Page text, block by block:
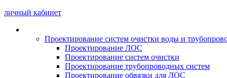
личный кабинет
Проектирование систем очистки воды и
Проектирование ЛОС
Проектирование систем очистки
Проектирование трубопроводных систем
Проектирование обвязки для ЛОС